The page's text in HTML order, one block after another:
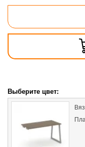
Выберите цвет: